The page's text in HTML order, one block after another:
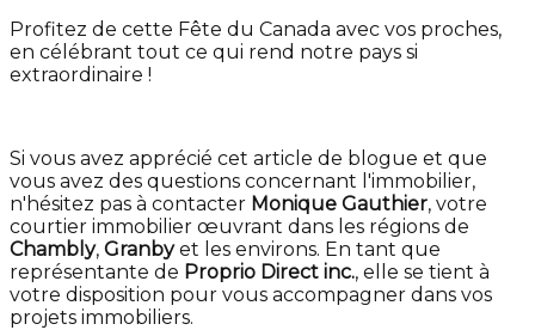
Profitez de cette Fête du Canada avec vos proches,
en célébrant tout ce qui rend notre pays si
extraordinaire !
Si vous avez apprécié cet article de blogue et que
vous avez des questions concernant l'immobilier,
n'hésitez pas à contacter Monique Gauthier, votre
courtier immobilier œuvrant dans les régions de
Chambly, Granbyet les environs. En tant que
représentante de Proprio Direct inc., elle se tient à
votre disposition pour vous accompagner dans vos
projets immobiliers.